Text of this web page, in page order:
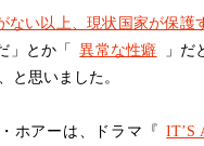
ない以上、現状国家が保護
」とか「 異常な性癖
」だ
と思いました。
ホアーは、ドラマ『
IT’S